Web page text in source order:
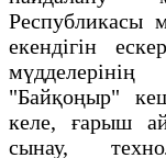
Республикасы
екендігін
"Байқоңыр"
келе, ғарыш
сынау,